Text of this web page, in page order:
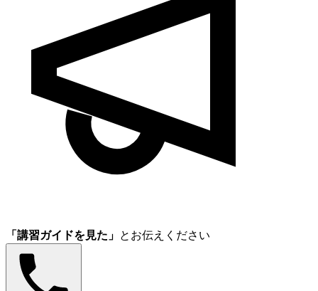
「講習ガイドを見た」 とお伝えください